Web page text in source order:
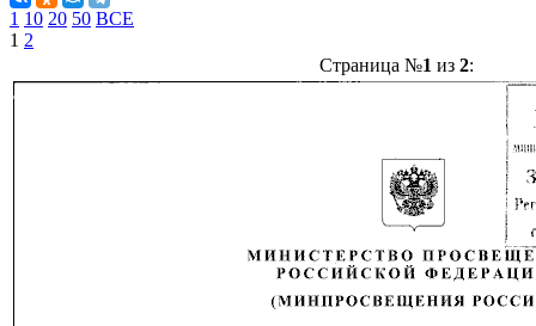
1 10 20 50 ВСЕ
1 2
Страница №1 из 2: